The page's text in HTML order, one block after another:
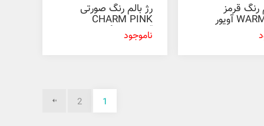
رنگ قرمز
WARM RED آویور
رژ بالم رنگ صورتی
CHARM PINK
آویور 4/8 گرم
ناموجود
1
2